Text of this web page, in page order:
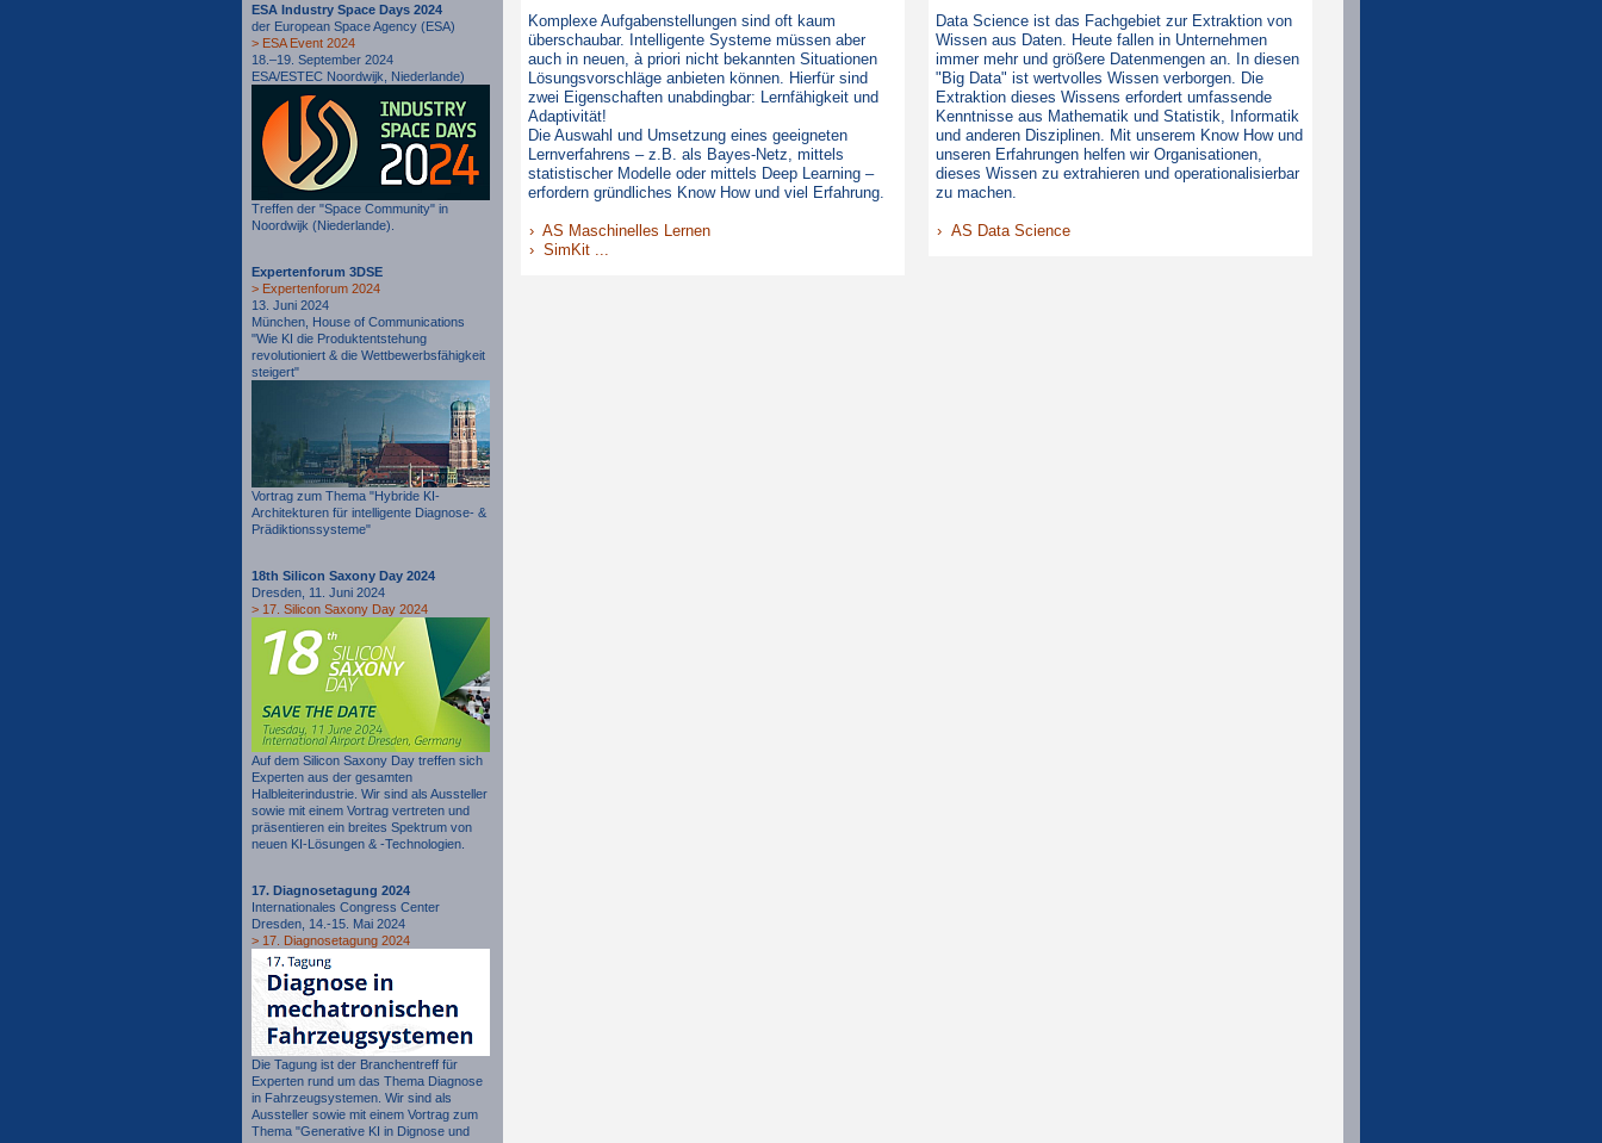
ESA Industry Space Days 2024
der European Space Agency (ESA)
> ESA Event 2024
18.–19. September 2024
ESA/ESTEC Noordwijk, Niederlande)
Treffen der "Space Community" in
Noordwijk (Niederlande).
Expertenforum 3DSE
> Expertenforum 2024
13. Juni 2024
München, House of Communications
"Wie KI die Produktentstehung
revolutioniert & die Wettbewerbsfähigkeit
steigert"
Vortrag zum Thema "Hybride KI-
Architekturen für intelligente Diagnose- &
Prädiktionssysteme"
18th Silicon Saxony Day 2024
Dresden, 11. Juni 2024
> 17. Silicon Saxony Day 2024
Auf dem Silicon Saxony Day treffen sich
Experten aus der gesamten
Halbleiterindustrie. Wir sind als Aussteller
sowie mit einem Vortrag vertreten und
präsentieren ein breites Spektrum von
neuen KI-Lösungen & -Technologien.
17. Diagnosetagung 2024
Internationales Congress Center
Dresden, 14.-15. Mai 2024
> 17. Diagnosetagung 2024
Die Tagung ist der Branchentreff für
Experten rund um das Thema Diagnose
in Fahrzeugsystemen. Wir sind als
Aussteller sowie mit einem Vortrag zum
Thema "Generative KI in Dignose und
Komplexe Aufgabenstellungen sind oft kaum
überschaubar. Intelligente Systeme müssen aber
auch in neuen, à priori nicht bekannten Situationen
Lösungsvorschläge anbieten können. Hierfür sind
zwei Eigenschaften unabdingbar: Lernfähigkeit und
Adaptivität!
Die Auswahl und Umsetzung eines geeigneten
Lernverfahrens – z.B. als Bayes-Netz, mittels
statistischer Modelle oder mittels Deep Learning –
erfordern gründliches Know How und viel Erfahrung.
› AS Maschinelles Lernen
› SimKit ...
Data Science ist das Fachgebiet zur Extraktion von
Wissen aus Daten. Heute fallen in Unternehmen
immer mehr und größere Datenmengen an. In diesen
"Big Data" ist wertvolles Wissen verborgen. Die
Extraktion dieses Wissens erfordert umfassende
Kenntnisse aus Mathematik und Statistik, Informatik
und anderen Disziplinen. Mit unserem Know How und
unseren Erfahrungen helfen wir Organisationen,
dieses Wissen zu extrahieren und operationalisierbar
zu machen.
› AS Data Science